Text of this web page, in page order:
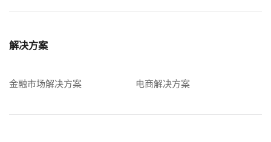
解决方案
金融市场解决方案 电商解决方案